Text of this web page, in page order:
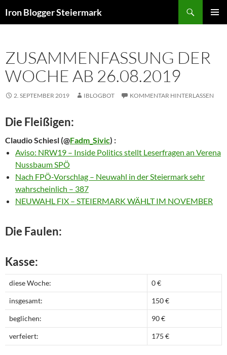
Inhalt
Iron Blogger Steiermark
ZUSAMMENFASSUNG DER
WOCHE AB 26.08.2019
2. SEPTEMBER 2019 IBLOGBOT KOMMENTAR HINTERLASSEN
Die Fleißigen:
Claudio Schiesl(@Fadm_Sivic) :
Aviso: NRW19 – Inside Politics stellt Leserfragen an Verena
Nussbaum SPÖ
Nach FPÖ-Vorschlag – Neuwahl in der Steiermark sehr
wahrscheinlich – 387
NEUWAHL FIX – STEIERMARK WÄHLT IM NOVEMBER
Die Faulen:
Kasse:
diese Woche: 0 €
insgesamt: 150 €
beglichen: 90 €
verfeiert: 175 €